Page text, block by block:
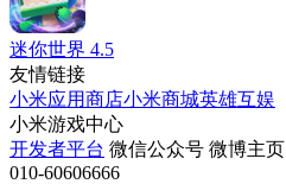
迷你世界 4.5
友情链接
小米应用商店小米商城英雄互娱
小米游戏中心
开发者平台 微信公众号 微博主页
010-60606666